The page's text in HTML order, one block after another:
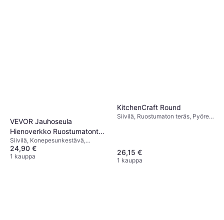
VEVOR Jauhoseula
Hienoverkko Ruostumatonta
Terästä 40 Mesh
Siivilä, Konepesunkestävä,
Ruostumaton teräs
24,90 €
1 kauppa
KitchenCraft Round
Siivilä, Ruostumaton teräs, Pyöreä
26,15 €
1 kauppa